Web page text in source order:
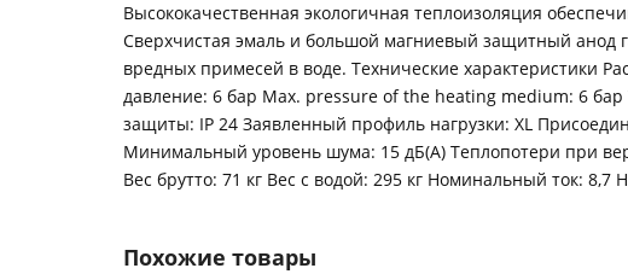
Высококачественная экологичная теплоизоляция
Сверхчистая эмаль и большой магниевый защитный анод
вредных примесей в воде. Технические характеристики
давление: 6 бар Max. pressure of the heating medium: 6
защиты: IP 24 Заявленный профиль нагрузки: XL
Минимальный уровень шума: 15 дБ(А) Теплопотери при
Вес брутто: 71 кг Вес с водой: 295 кг Номинальный ток:
Похожие товары